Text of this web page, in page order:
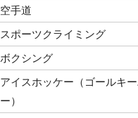
空手道
スポーツクライミング
ボクシング
アイスホッケー（ゴールキ
ー）